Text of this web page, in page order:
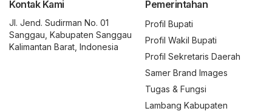
Kontak Kami
Jl. Jend. Sudirman No. 01
Sanggau, Kabupaten Sanggau
Kalimantan Barat, Indonesia
Pemerintahan
Profil Bupati
Profil Wakil Bupati
Profil Sekretaris Daerah
Samer Brand Images
Tugas & Fungsi
Lambang Kabupaten